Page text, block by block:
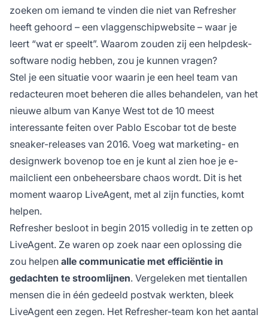
zoeken om iemand te vinden die niet van Refresher
heeft gehoord – een vlaggenschipwebsite – waar je
leert “wat er speelt”. Waarom zouden zij een helpdesk-
software nodig hebben, zou je kunnen vragen?
Stel je een situatie voor waarin je een heel team van
redacteuren moet beheren die alles behandelen, van het
nieuwe album van Kanye West tot de 10 meest
interessante feiten over Pablo Escobar tot de beste
sneaker-releases van 2016. Voeg wat marketing- en
designwerk bovenop toe en je kunt al zien hoe je e-
mailclient een onbeheersbare chaos wordt. Dit is het
moment waarop LiveAgent, met al zijn functies, komt
helpen.
Refresher besloot in begin 2015 volledig in te zetten op
LiveAgent. Ze waren op zoek naar een oplossing die
zou helpen alle communicatie met efficiëntie in
gedachten te stroomlijnen. Vergeleken met tientallen
mensen die in één gedeeld postvak werkten, bleek
LiveAgent een zegen. Het Refresher-team kon het aantal